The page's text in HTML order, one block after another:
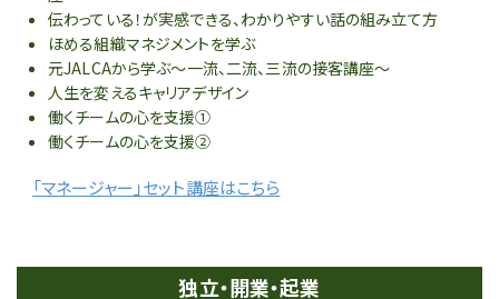
伝わっている！が実感できる、わかりやすい話の組み立て方
ほめる組織マネジメントを学ぶ
元JALCAから学ぶ～一流、二流、三流の接客講座～
人生を変えるキャリアデザイン
働くチームの心を支援①
働くチームの心を支援②
「マネージャー」セット講座はこちら
独立・開業・起業